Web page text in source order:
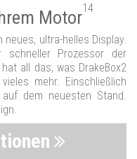
Motor14
ultra-helles Display.
schneller Prozessor der
all das, was DrakeBox2
mehr. Einschließlich
dem neuesten Stand.